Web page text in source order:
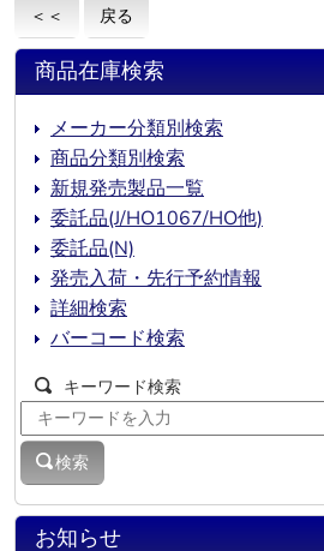
＜＜ 戻る
お知らせ
商品在庫検索
メーカー分類別検索
商品分類別検索
新規発売製品一覧
委託品(J/HO1067/HO他)
委託品(N)
発売入荷・先行予約情報
詳細検索
バーコード検索
キーワード検索
検索